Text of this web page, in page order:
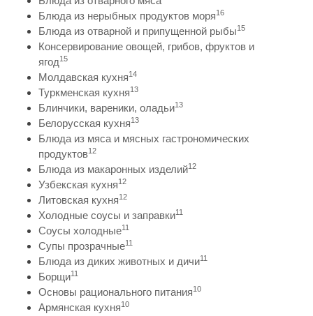
Блюда из нерыбных продуктов моря16
Блюда из отварной и припущенной рыбы15
Консервирование овощей, грибов, фруктов и
ягод15
Молдавская кухня14
Туркменская кухня13
Блинчики, вареники, оладьи13
Белорусская кухня13
Блюда из мяса и мясных гастрономических
продуктов12
Блюда из макаронных изделий12
Узбекская кухня12
Литовская кухня12
Холодные соусы и заправки11
Соусы холодные11
Супы прозрачные11
Блюда из диких животных и дичи11
Борщи11
Основы рационального питания10
Армянская кухня10